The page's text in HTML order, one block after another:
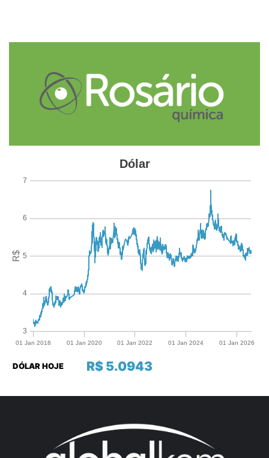
R$ 5.0943
DÓLAR HOJE